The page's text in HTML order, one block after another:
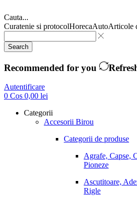
Cauta...
Curatenie si protocolHorecaAutoArticole
Search
Recommended for you
Autentificare
0 Cos 0,00 lei
Categorii
Accesorii Birou
Categorii de produse
Agrafe, Capse,
Pioneze
Ascutitoare,
Rigle